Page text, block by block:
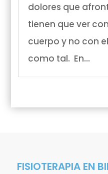
dolores que
tienen que ver
cuerpo y no con
como tal. En...
FISIOTERAPIA EN